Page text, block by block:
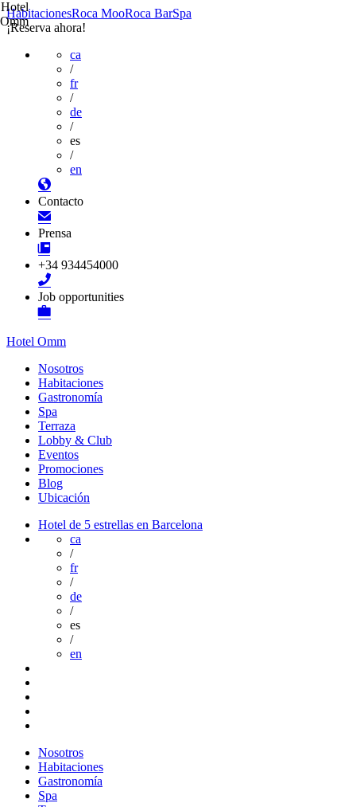
HabitacionesRoca MooRoca BarSpa
¡Reserva ahora!
ca
/
fr
/
de
/
es
/
en
Contacto
Prensa
+34 934454000
Job opportunities
Hotel Omm
Nosotros
Habitaciones
Gastronomía
Spa
Terraza
Lobby & Club
Eventos
Promociones
Blog
Ubicación
Hotel de 5 estrellas en Barcelona
ca
/
fr
/
de
/
es
/
en
Nosotros
Habitaciones
Gastronomía
Spa
Hotel
Omm